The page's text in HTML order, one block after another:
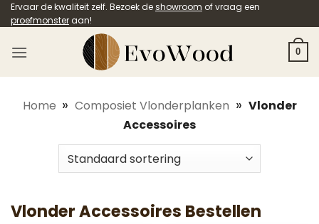
Ga
naar
inhoud
Ervaar de kwaliteit zelf. Bezoek deshowroom of vraag een
proefmonster aan!
0
Home » Composiet Vlonderplanken » Vlonder
Accessoires
Vlonder Accessoires Bestellen